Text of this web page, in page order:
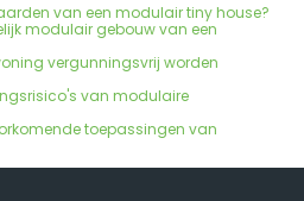
van een modulair tiny house?
modulair gebouw van een
vergunningsvrij worden
van modulaire
toepassingen van